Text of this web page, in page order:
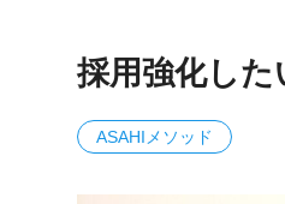
採用強化した
ASAHIメソッド